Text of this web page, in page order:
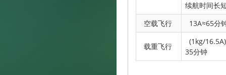
续航时间长
空载飞行
13A≈65分
载重飞行
(1kg/16.5A)
35分钟